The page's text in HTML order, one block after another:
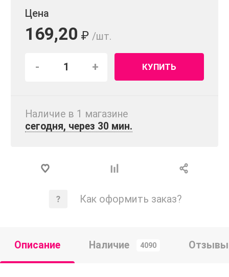
Цена
169,20 ₽ /шт.
- + КУПИТЬ
Наличие в 1 магазинe
сегодня, через 30 мин.
Как оформить заказ?
Описание Наличие 4090 Отзывы